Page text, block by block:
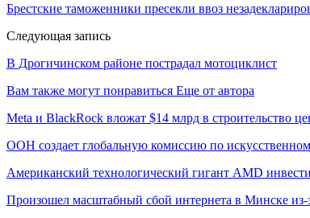
Брестские таможенники пресекли ввоз
Следующая запись
В Дрогичинском районе пострадал мотоциклист
Вам также могут понравиться Еще от автора
Meta и BlackRock вложат $14 млрд в строительство
ООН создает глобальную комиссию по
Американский технологический гигант AMD
Произошел масштабный сбой интернета в Минске из-